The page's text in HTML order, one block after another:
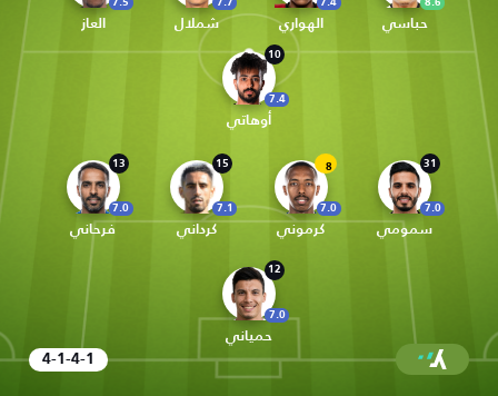
7.5
العاز
7.7
شملال
7.4
الهواري
8.6
حباسي
10
7.4
أوهاتي
13
7.0
فرحاني
15
7.1
كرداني
8
7.0
كرموني
31
7.0
سمومي
12
7.0
حمياني
4-1-4-1